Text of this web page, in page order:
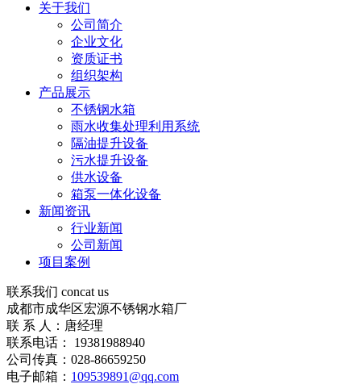
关于我们
公司简介
企业文化
资质证书
组织架构
产品展示
不锈钢水箱
雨水收集处理利用系统
隔油提升设备
污水提升设备
供水设备
箱泵一体化设备
新闻资讯
行业新闻
公司新闻
项目案例
联系我们 concat us
成都市成华区宏源不锈钢水箱厂
联 系 人：唐经理
联系电话： 19381988940
公司传真：028-86659250
电子邮箱： 109539891@qq.com